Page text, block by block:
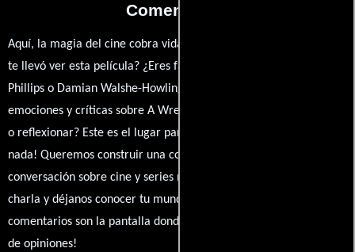
Comentarios
Aquí, la magia del cine cobra vida a través de tus opiniones. ¿Qué
te llevó ver esta película? ¿Eres fan de Scott Patterson, Anna Lise
Phillips o Damian Walshe-Howling? Comparte tus pensamientos,
emociones y críticas sobre A Wreck, a Tangle. ¿Te hizo reír, llorar
o reflexionar? Este es el lugar para expresarlo. ¡No te guardes
nada! Queremos construir una comunidad apasionada donde la
conversación sobre cine y series nunca se detenga. Únete a la
charla y déjanos conocer tu mundo cinematográfico. ¡Los
comentarios son la pantalla donde se proyecta nuestra diversidad
de opiniones!